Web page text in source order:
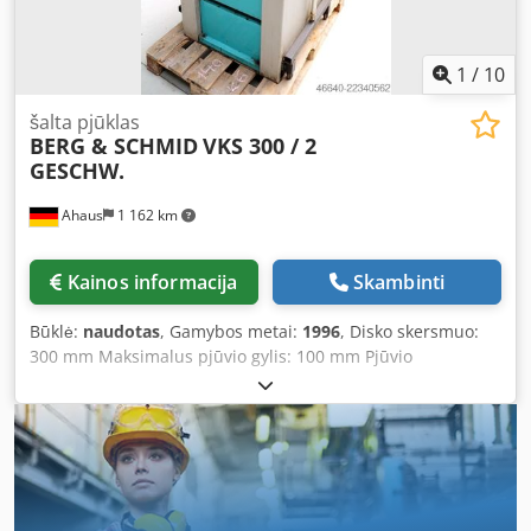
variklis: - 5,5 kW Priedai: - 10 naujų pjovimo ašmenų
Pristatymo laikas: - Iš karto
1 / 10
Ahaus 1 162 km
šalta pjūklas
BERG & SCHMIDVKS 300 / 2
GESCHW.
Kainos informacija Skambinti
Būklė: naudotas, Gamybos metai: 1996, Disko skersmuo:
300 mm Maksimalus pjūvio gylis: 100 mm Pjūvio
diapazonas 45 laipsnių kampu: plokščias – 105 x 80 mm
Pjūvio diapazonas 45 laipsnių kampu: apvalus – 100 mm
Pjūvio diapazonas 60 laipsnių kampu: plokščias – 80 x 70
mm Pjūvio diapazonas 60 laipsnių kampu: apvalus – 90,0
mm Disko matmenys: 300 x 2,5 x 40 mm Disko skylės
skersmuo: 40,0 mm Eiga: 150 mm Pjovimo greitis: 17 + 33